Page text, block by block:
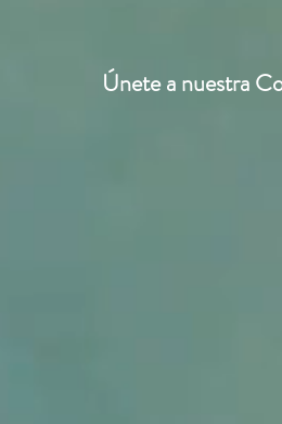
Únetea nuestra